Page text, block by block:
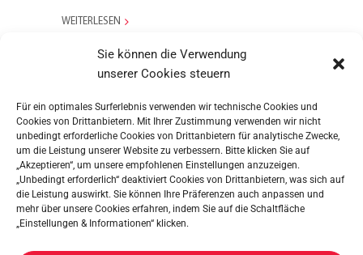
Sie können die Verwendung
unserer Cookies steuern
Für ein optimales Surferlebnis verwenden wir technische Cookies und
Cookies von Drittanbietern. Mit Ihrer Zustimmung verwenden wir nicht
unbedingt erforderliche Cookies von Drittanbietern für analytische Zwecke,
um die Leistung unserer Website zu verbessern. Bitte klicken Sie auf
„Akzeptieren“, um unsere empfohlenen Einstellungen anzuzeigen.
„Unbedingt erforderlich“ deaktiviert Cookies von Drittanbietern, was sich auf
die Leistung auswirkt. Sie können Ihre Präferenzen auch anpassen und
mehr über unsere Cookies erfahren, indem Sie auf die Schaltfläche
„Einstellungen & Informationen“ klicken.
WEITERLESEN
METALTEX SA © 2023 Powered by Ticyweb